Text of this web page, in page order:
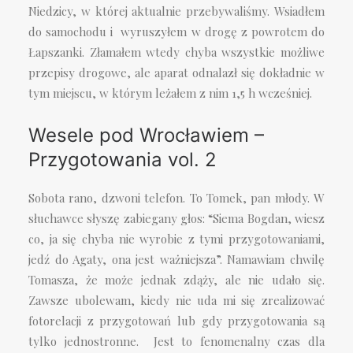
Niedzicy, w której aktualnie przebywaliśmy. Wsiadłem
do samochodu i wyruszyłem w drogę z powrotem do
Łapszanki. Złamałem wtedy chyba wszystkie możliwe
przepisy drogowe, ale aparat odnalazł się dokładnie w
tym miejscu, w którym leżałem z nim 1,5 h wcześniej.
Wesele pod Wrocławiem –
Przygotowania vol. 2
Sobota rano, dzwoni telefon. To Tomek, pan młody. W
słuchawce słyszę zabiegany głos: “Siema Bogdan, wiesz
co, ja się chyba nie wyrobie z tymi przygotowaniami,
jedź do Agaty, ona jest ważniejsza”. Namawiam chwilę
Tomasza, że może jednak zdąży, ale nie udało się.
Zawsze ubolewam, kiedy nie uda mi się zrealizować
fotorelacji z przygotowań lub gdy przygotowania są
tylko jednostronne. Jest to fenomenalny czas dla